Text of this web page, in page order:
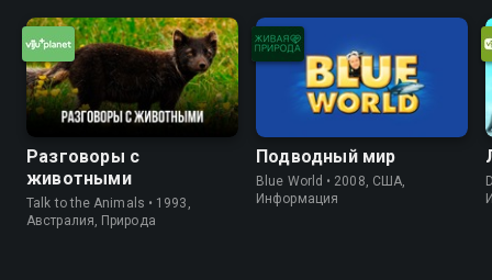
Разговоры с
животными
Talk to the Animals • 1993,
Австралия, Природа
Подводный мир
Blue World • 2008, США,
Информация